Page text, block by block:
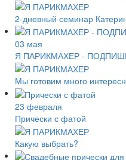
2-дневный семинар
03 мая
Я ПАРИКМАХЕР -
Мы готовим много
23 февраля
Прически с фатой
Какую выбрать?